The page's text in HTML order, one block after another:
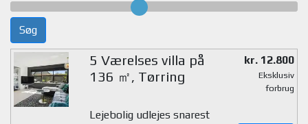
Søg
5 Værelses villa på
136 ㎡, Tørring
kr. 12.800
Eksklusiv
forbrug
Lejebolig udlejes snarest